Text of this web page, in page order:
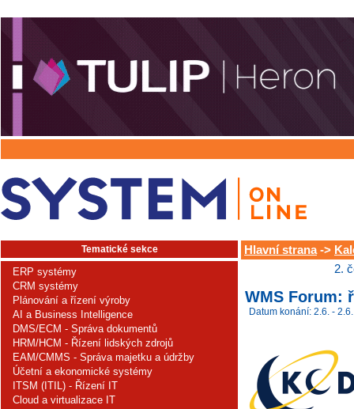
Tematické sekce
ERP systémy
CRM systémy
Plánování a řízení výroby
AI a Business Intelligence
DMS/ECM - Správa dokumentů
HRM/HCM - Řízení lidských zdrojů
EAM/CMMS - Správa majetku a údržby
Účetní a ekonomické systémy
ITSM (ITIL) - Řízení IT
Cloud a virtualizace IT
Hlavní strana->
2.
WMS Forum:
Datum konání: 2.6. - 2.6.